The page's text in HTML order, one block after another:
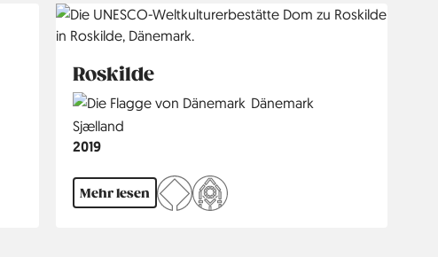
Roskilde
Country
Dänemark
Region
Sjælland
Jahr
2019
Mehr lesen